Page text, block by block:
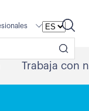
Trabaja con